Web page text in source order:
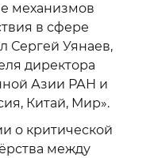
механизмов
в сфере
Сергей Уянаев,
директора
Азии РАН и
Китай, Мир».
о критической
между